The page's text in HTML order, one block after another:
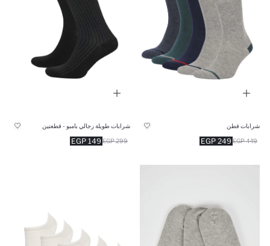
شرابات قطن
249 EGP 449 EGP
شرابات طويلة رجالي بامبو - قطعتين
149 EGP 299 EGP